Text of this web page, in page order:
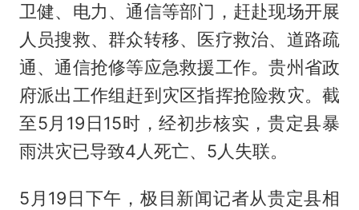
卫健、电力、通信等部门，赶赴现场开展
人员搜救、群众转移、医疗救治、道路疏
通、通信抢修等应急救援工作。贵州省政
府派出工作组赶到灾区指挥抢险救灾。截
至5月19日15时，经初步核实，贵定县暴
雨洪灾已导致4人死亡、5人失联。
5月19日下午，极目新闻记者从贵定县相